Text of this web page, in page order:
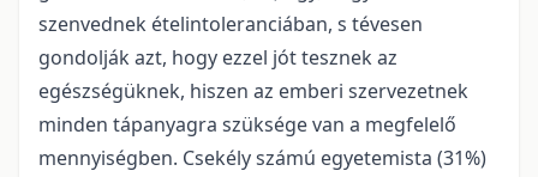
szenvednek ételintoleranciában, s tévesen
gondolják azt, hogy ezzel jót tesznek az
egészségüknek, hiszen az emberi szervezetnek
minden tápanyagra szüksége van a megfelelő
mennyiségben. Csekély számú egyetemista (31%)